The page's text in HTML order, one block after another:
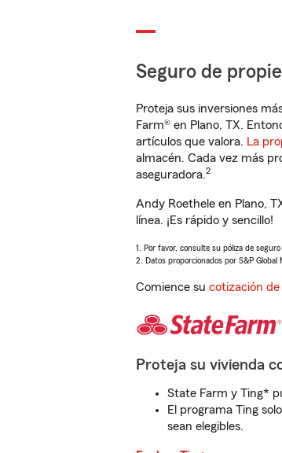
Seguro de
Proteja sus inversiones
Farm® en Plano, TX.
artículos que valora. La
almacén. Cada vez más
aseguradora.2
Andy Roethele en Plano,
línea. ¡Es rápido y sencillo!
1. Por favor, consulte su póliza de
2. Datos proporcionados por S&P
Comience su cotización
Proteja su vivienda
State Farm y Ting*
El programa Ting
sean elegibles.